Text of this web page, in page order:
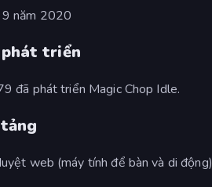
9 năm 2020
phát triển
đã phát triển Magic Chop Idle.
web (máy tính để bàn và di động)